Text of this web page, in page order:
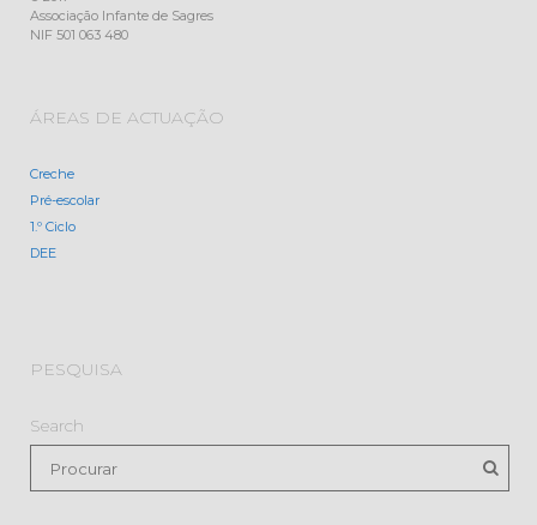
Associação Infante de Sagres
NIF 501 063 480
ÁREAS DE ACTUAÇÃO
Creche
Pré-escolar
1.º Ciclo
DEE
PESQUISA
Search